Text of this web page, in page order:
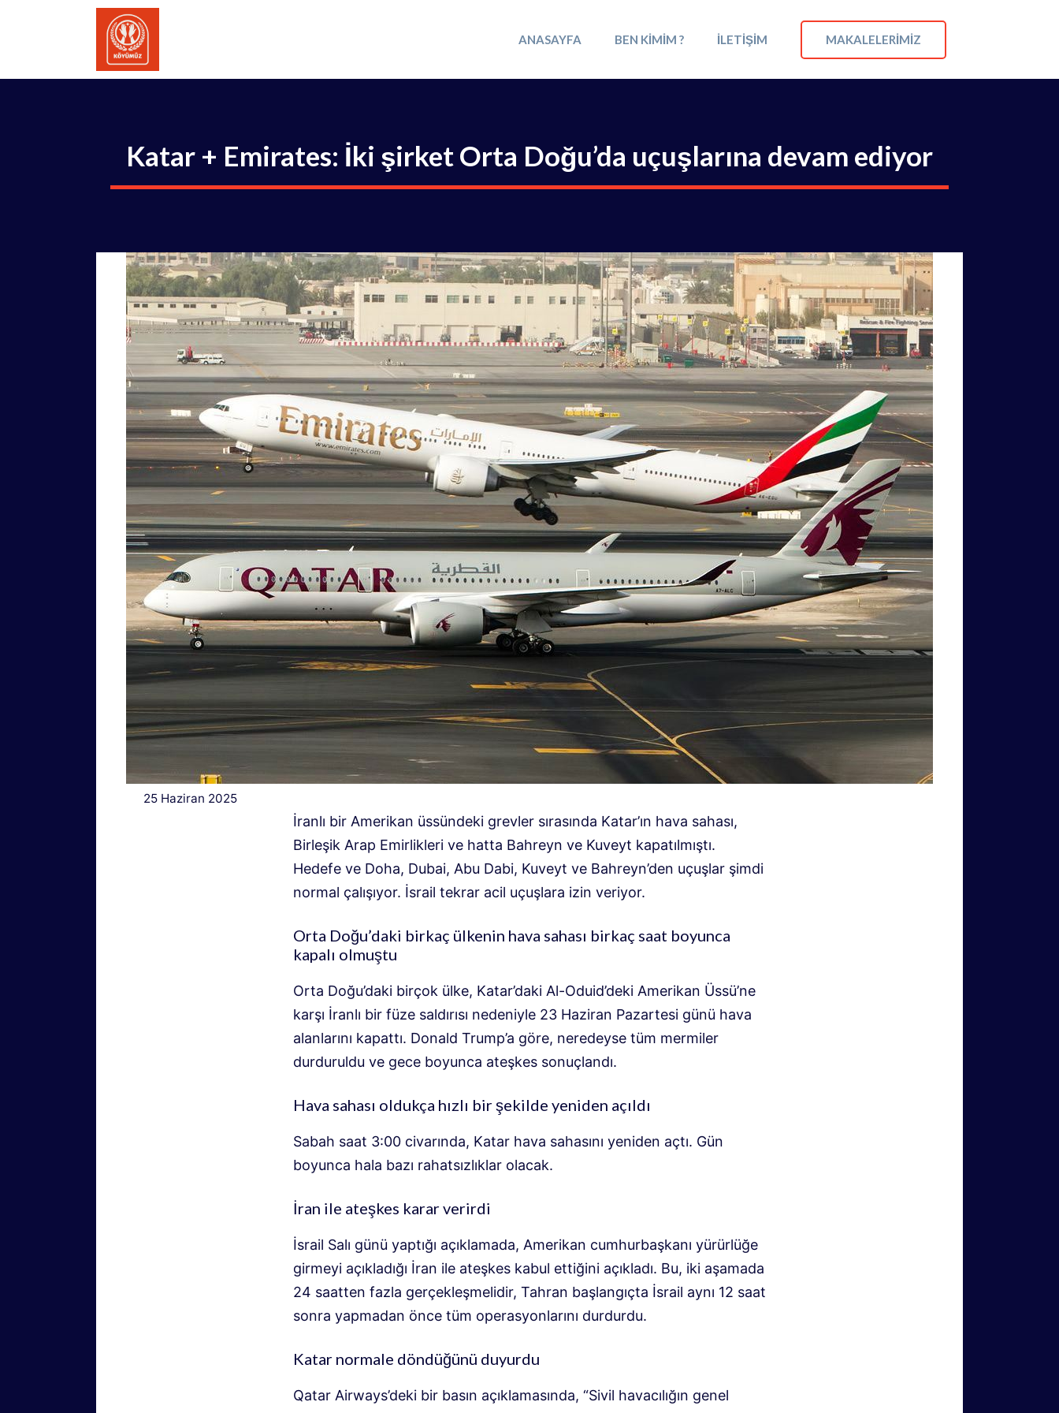
ANASAYFA BEN KIMIM ? İLETIŞIM MAKALELERIMIZ
Katar + Emirates: İki şirket Orta Doğu’da uçuşlarına devam ediyor
25 Haziran 2025
İranlı bir Amerikan üssündeki grevler sırasında Katar’ın hava sahası,
Birleşik Arap Emirlikleri ve hatta Bahreyn ve Kuveyt kapatılmıştı.
Hedefe ve Doha, Dubai, Abu Dabi, Kuveyt ve Bahreyn’den uçuşlar şimdi
normal çalışıyor. İsrail tekrar acil uçuşlara izin veriyor.
Orta Doğu’daki birkaç ülkenin hava sahası birkaç saat boyunca
kapalı olmuştu
Orta Doğu’daki birçok ülke, Katar’daki Al-Oduid’deki Amerikan Üssü’ne
karşı İranlı bir füze saldırısı nedeniyle 23 Haziran Pazartesi günü hava
alanlarını kapattı. Donald Trump’a göre, neredeyse tüm mermiler
durduruldu ve gece boyunca ateşkes sonuçlandı.
Hava sahası oldukça hızlı bir şekilde yeniden açıldı
Sabah saat 3:00 civarında, Katar hava sahasını yeniden açtı. Gün
boyunca hala bazı rahatsızlıklar olacak.
İran ile ateşkes karar verirdi
İsrail Salı günü yaptığı açıklamada, Amerikan cumhurbaşkanı yürürlüğe
girmeyi açıkladığı İran ile ateşkes kabul ettiğini açıkladı. Bu, iki aşamada
24 saatten fazla gerçekleşmelidir, Tahran başlangıçta İsrail aynı 12 saat
sonra yapmadan önce tüm operasyonlarını durdurdu.
Katar normale döndüğünü duyurdu
Qatar Airways’deki bir basın açıklamasında, “Sivil havacılığın genel